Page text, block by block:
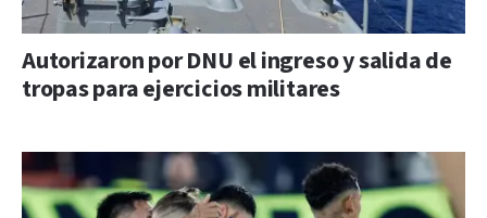
Autorizaron por DNU el ingreso y salida de
tropas para ejercicios militares